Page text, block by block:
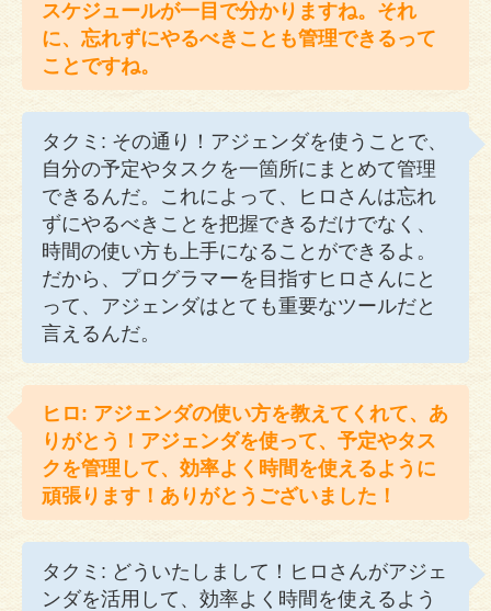
スケジュールが一目で分かりますね。それ
に、忘れずにやるべきことも管理できるって
ことですね。
タクミ: その通り！アジェンダを使うことで、
自分の予定やタスクを一箇所にまとめて管理
できるんだ。これによって、ヒロさんは忘れ
ずにやるべきことを把握できるだけでなく、
時間の使い方も上手になることができるよ。
だから、プログラマーを目指すヒロさんにと
って、アジェンダはとても重要なツールだと
言えるんだ。
ヒロ: アジェンダの使い方を教えてくれて、あ
りがとう！アジェンダを使って、予定やタス
クを管理して、効率よく時間を使えるように
頑張ります！ありがとうございました！
タクミ: どういたしまして！ヒロさんがアジェ
ンダを活用して、効率よく時間を使えるよう